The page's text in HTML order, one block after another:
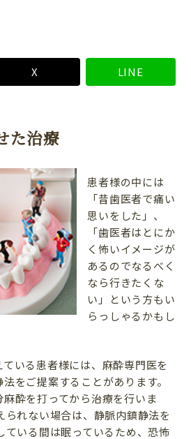
X LINE
た治療
患者様の中には
「昔歯医者で痛い
思いをした」、
「歯医者はとにか
く怖いイメージが
あるのでなるべく
なら行きたくな
い」という方もい
らっしゃるかもし
いる患者様には、麻酔専門医を
をご提案することがあります。
酔を打ってから治療を行いま
られない場合は、静脈内鎮静法を
ている間は眠っているため、恐怖